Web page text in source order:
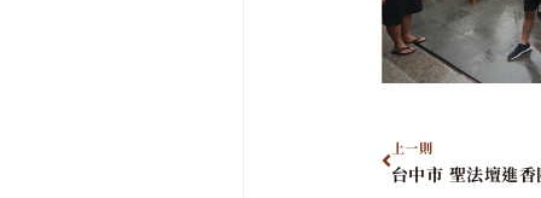
上一則
台中市 聖法壇進香